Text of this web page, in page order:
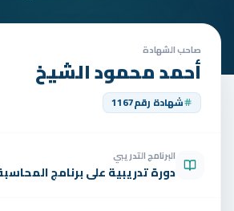
الأمان
تواصل
الوظائف
صاحب الشهادة
أحمد محمود الشيخ
شهادة رقم1167
البرنامج التدريبي
دورة تدريبية على برنامج